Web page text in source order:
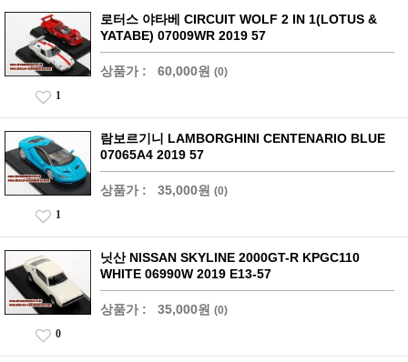
로터스 야타베 CIRCUIT WOLF 2 IN 1(LOTUS &
YATABE) 07009WR 2019 57
상품가 : 60,000원 (0)
1
람보르기니 LAMBORGHINI CENTENARIO BLUE
07065A4 2019 57
상품가 : 35,000원 (0)
1
닛산 NISSAN SKYLINE 2000GT-R KPGC110
WHITE 06990W 2019 E13-57
상품가 : 35,000원 (0)
0